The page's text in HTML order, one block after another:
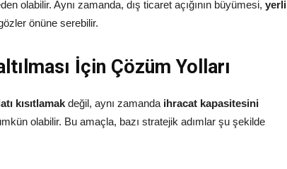
olabilir. Aynı zamanda, dış ticaret açığının büyümesi, yerli
önüne serebilir.
İçin Çözüm Yolları
kısıtlamak değil, aynı zamanda ihracat kapasitesini
olabilir. Bu amaçla, bazı stratejik adımlar şu şekilde